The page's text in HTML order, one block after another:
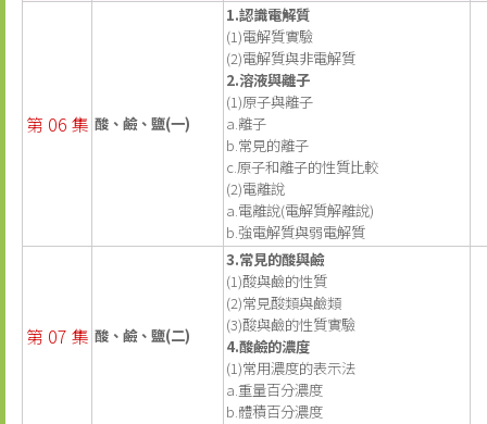
第 06 集 酸、鹼、鹽(一)
1.認識電解質
(1)電解質實驗
(2)電解質與非電解質
2.溶液與離子
(1)原子與離子
a.離子
b.常見的離子
c.原子和離子的性質比較
(2)電離說
a.電離說(電解質解離說)
b.強電解質與弱電解質
第 07 集 酸、鹼、鹽(二)
3.常見的酸與鹼
(1)酸與鹼的性質
(2)常見酸類與鹼類
(3)酸與鹼的性質實驗
4.酸鹼的濃度
(1)常用濃度的表示法
a.重量百分濃度
b.體積百分濃度